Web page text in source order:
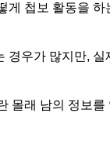
첩보 활동을
우가 많지만,
래 남의 정보